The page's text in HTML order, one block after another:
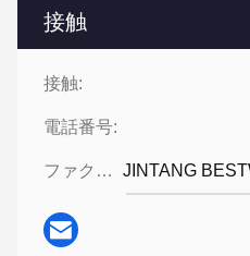
接触
接触:
電話番号:
ファクシミリ: JINTANG